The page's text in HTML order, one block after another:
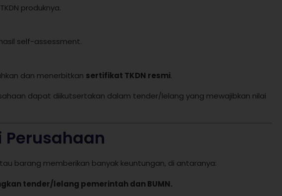
produknya.
self-assessment.
dan menerbitkan sertifikat TKDN resmi.
dapat diikutsertakan dalam tender/lelang yang mewajibkan nilai
Perusahaan
barang memberikan banyak keuntungan, di antaranya:
tender/lelang pemerintah dan BUMN.